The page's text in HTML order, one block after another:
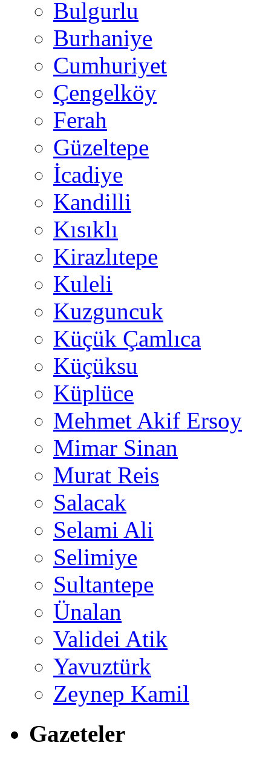
Bulgurlu
Burhaniye
Cumhuriyet
Çengelköy
Ferah
Güzeltepe
İcadiye
Kandilli
Kısıklı
Kirazlıtepe
Kuleli
Kuzguncuk
Küçük Çamlıca
Küçüksu
Küplüce
Mehmet Akif Ersoy
Mimar Sinan
Murat Reis
Salacak
Selami Ali
Selimiye
Sultantepe
Ünalan
Validei Atik
Yavuztürk
Zeynep Kamil
Gazeteler